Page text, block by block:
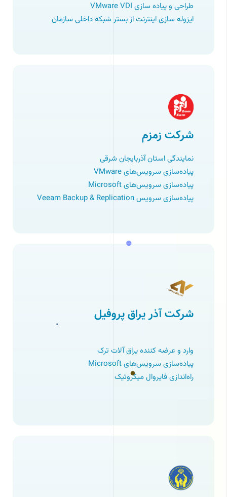
طراحی و پیاده سازی VMware VDI
ایزوله سازی اینترنت از بستر شبکه داخلی سازمان
شرکت زمزم
نمایندگی استان آذربایجان شرقی
پیاده‌سازی سرویس‌های VMware
پیاده‌سازی سرویس‌های Microsoft
پیاده‌سازی سرویس Veeam Backup & Replication
شرکت آذر یراق پروفیل
وارد و عرضه کننده یراق آلات ترک
پیاده‌سازی سرویس‌های Microsoft
راه‌اﻧﺪازی ﻓﺎﯾﺮوال ﻣﯿﮑﺮوﺗﯿﮏ